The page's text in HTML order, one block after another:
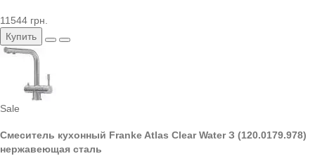
11544 грн.
Купить
Sale
Смеситель кухонный Franke Atlas Clear Water З (120.0179.978)
нержавеющая сталь